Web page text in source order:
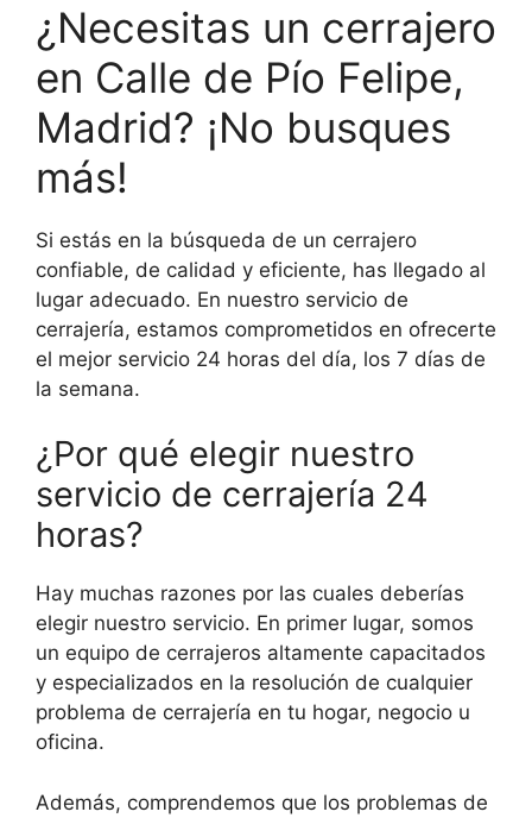
¿Necesitas un cerrajero
en Calle de Pío Felipe,
Madrid? ¡No busques
más!
Si estás en la búsqueda de un cerrajero
confiable, de calidad y eficiente, has llegado al
lugar adecuado. En nuestro servicio de
cerrajería, estamos comprometidos en ofrecerte
el mejor servicio 24 horas del día, los 7 días de
la semana.
¿Por qué elegir nuestro
servicio de cerrajería 24
horas?
Hay muchas razones por las cuales deberías
elegir nuestro servicio. En primer lugar, somos
un equipo de cerrajeros altamente capacitados
y especializados en la resolución de cualquier
problema de cerrajería en tu hogar, negocio u
oficina.
Además, comprendemos que los problemas de